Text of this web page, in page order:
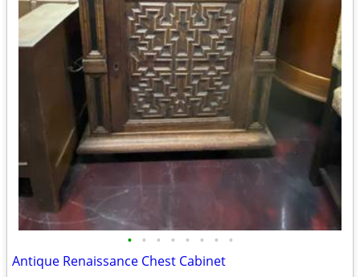
• • • • • • • •
Antique Renaissance Chest Cabinet